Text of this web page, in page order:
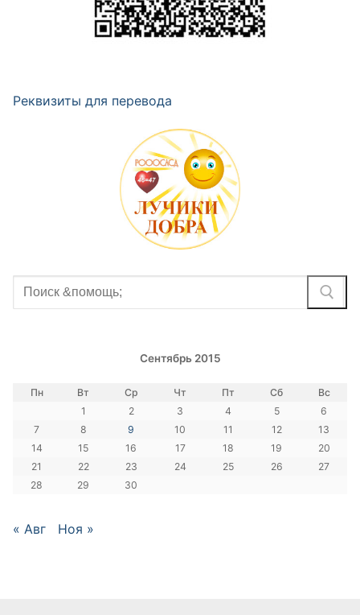
Реквизиты для перевода
Найти:
Сентябрь 2015
Пн Вт Ср Чт Пт Сб
Вс
1
2 3 4 5
6
7
8 9 10 11 12
13
14
15 16 17 18 19
20
21
22 23 24 25 26
27
28
29 30
« Авг Ноя »